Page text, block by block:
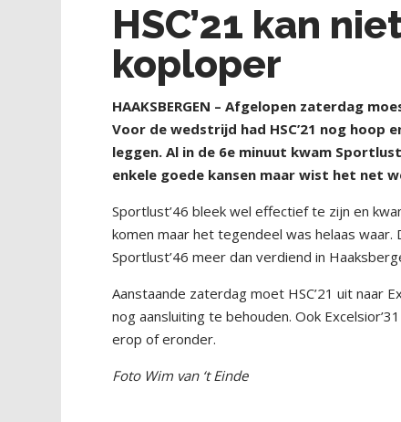
HSC’21 kan
koploper
HAAKSBERGEN – Afgelopen zaterdag
Voor de wedstrijd had HSC’21 nog hoop
leggen. Al in de 6e minuut kwam
enkele goede kansen maar wist het net
Sportlust’46 bleek wel effectief te zijn en
komen maar het tegendeel was helaas waar.
Sportlust’46 meer dan verdiend in
Aanstaande zaterdag moet HSC’21 uit naar
nog aansluiting te behouden. Ook
erop of eronder.
Foto Wim van ‘t Einde